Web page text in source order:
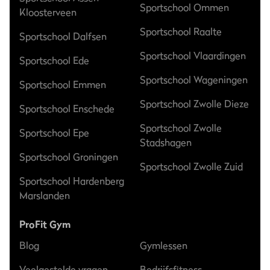
Kloosterveen
Sportschool Dalfsen
Sportschool Ede
Sportschool Emmen
Sportschool Enschede
Sportschool Epe
Sportschool Groningen
Sportschool Hardenberg
Marslanden
Sportschool Ommen
Sportschool Raalte
Sportschool Vlaardingen
Sportschool Wageningen
Sportschool Zwolle Dieze
Sportschool Zwolle
Stadshagen
Sportschool Zwolle Zuid
ProFit Gym
Blog
Gymlessen